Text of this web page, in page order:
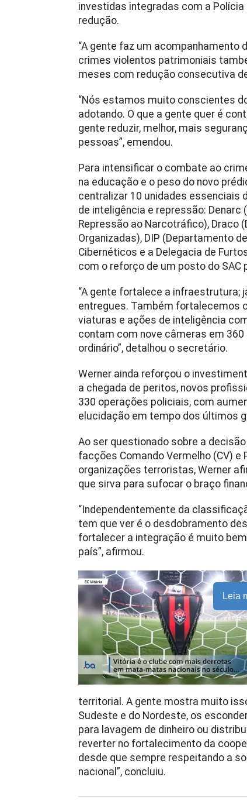
investidas integradas com a
redução.
“A gente faz um acompanhamento
crimes violentos patrimoniais
meses com redução consecutiva
“Nós estamos muito conscientes
adotando. O que a gente quer é
gente reduzir, melhor, mais
pessoas”, emendou.
Para intensificar o combate ao
na educação e o peso do novo
centralizar 10 unidades essenciais
de inteligência e repressão:
Repressão ao Narcotráfico), Draco
Organizadas), DIP (Departamento
Cibernéticos e a Delegacia de
com o reforço de um posto do SAC
“A gente fortalece a infraestrutura;
entregues. Também fortalecemos
viaturas e ações de inteligência
contam com nove câmeras em
ordinário”, detalhou o secretário.
Werner ainda reforçou o
a chegada de peritos, novos
330 operações policiais, com
elucidação em tempo dos últimos
Ao ser questionado sobre a
facções Comando Vermelho (CV) e
organizações terroristas, Werner
que sirva para sufocar o braço
“Independentemente da
tem que ver é o desdobramento
fortalecer a integração é muito
país”, afirmou.
Leia
territorial. A gente mostra muito
Sudeste e do Nordeste, os
para lavagem de dinheiro ou
reverter no fortalecimento da
desde que sempre respeitando a
nacional”, concluiu.